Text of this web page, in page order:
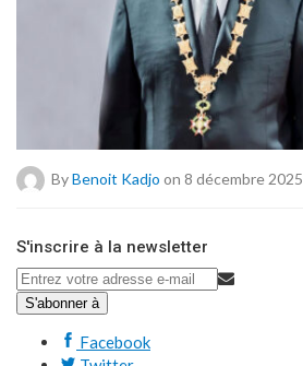
ByBenoit Kadjo on 8 décembre 2025
S'inscrire à la newsletter
S'abonner à
Facebook